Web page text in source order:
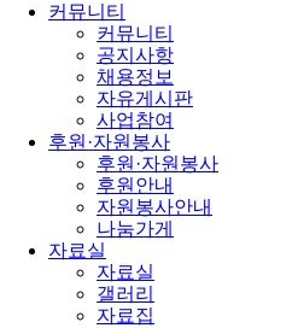
커뮤니티
커뮤니티
공지사항
채용정보
자유게시판
사업참여
후원·자원봉사
후원·자원봉사
후원안내
자원봉사안내
나눔가게
자료실
자료실
갤러리
자료집